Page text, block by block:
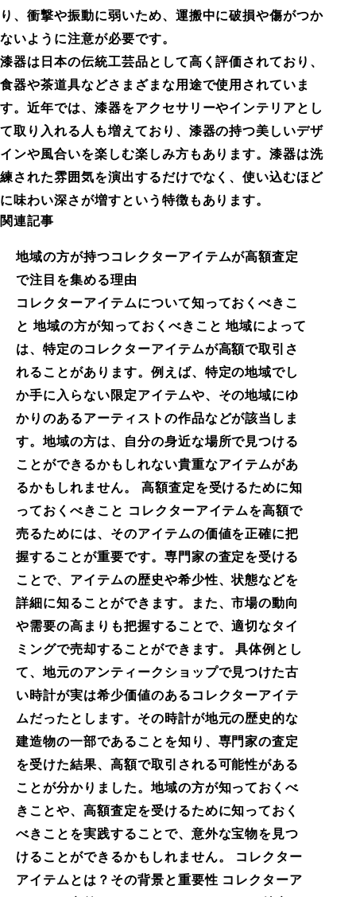
り、衝撃や振動に弱いため、運搬中に破損や傷がつか
ないように注意が必要です。
漆器は日本の伝統工芸品として高く評価されており、
食器や茶道具などさまざまな用途で使用されていま
す。近年では、漆器をアクセサリーやインテリアとし
て取り入れる人も増えており、漆器の持つ美しいデザ
インや風合いを楽しむ楽しみ方もあります。漆器は洗
練された雰囲気を演出するだけでなく、使い込むほど
に味わい深さが増すという特徴もあります。
関連記事
地域の方が持つコレクターアイテムが高額査定
で注目を集める理由
コレクターアイテムについて知っておくべきこ
と 地域の方が知っておくべきこと 地域によって
は、特定のコレクターアイテムが高額で取引さ
れることがあります。例えば、特定の地域でし
か手に入らない限定アイテムや、その地域にゆ
かりのあるアーティストの作品などが該当しま
す。地域の方は、自分の身近な場所で見つける
ことができるかもしれない貴重なアイテムがあ
るかもしれません。 高額査定を受けるために知
っておくべきこと コレクターアイテムを高額で
売るためには、そのアイテムの価値を正確に把
握することが重要です。専門家の査定を受ける
ことで、アイテムの歴史や希少性、状態などを
詳細に知ることができます。また、市場の動向
や需要の高まりも把握することで、適切なタイ
ミングで売却することができます。 具体例とし
て、地元のアンティークショップで見つけた古
い時計が実は希少価値のあるコレクターアイテ
ムだったとします。その時計が地元の歴史的な
建造物の一部であることを知り、専門家の査定
を受けた結果、高額で取引される可能性がある
ことが分かりました。地域の方が知っておくべ
きことや、高額査定を受けるために知っておく
べきことを実践することで、意外な宝物を見つ
けることができるかもしれません。 コレクター
アイテムとは？その背景と重要性 コレクターア